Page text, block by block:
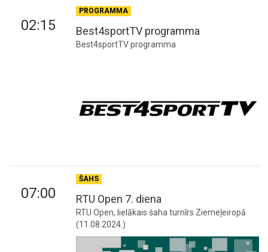
02:15
PROGRAMMA
Best4sportTV programma
Best4sportTV programma
07:00
ŠAHS
RTU Open 7. diena
RTU Open, lielākais šaha turnīrs Ziemeļeiropā
(11.08.2024.)